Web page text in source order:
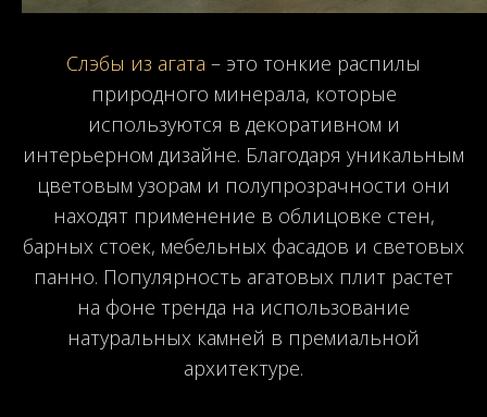
Слэбы из агата – это тонкие распилы
природного минерала, которые
используются в декоративном и
интерьерном дизайне. Благодаря уникальным
цветовым узорам и полупрозрачности они
находят применение в облицовке стен,
барных стоек, мебельных фасадов и световых
панно. Популярность агатовых плит растет
на фоне тренда на использование
натуральных камней в премиальной
архитектуре.